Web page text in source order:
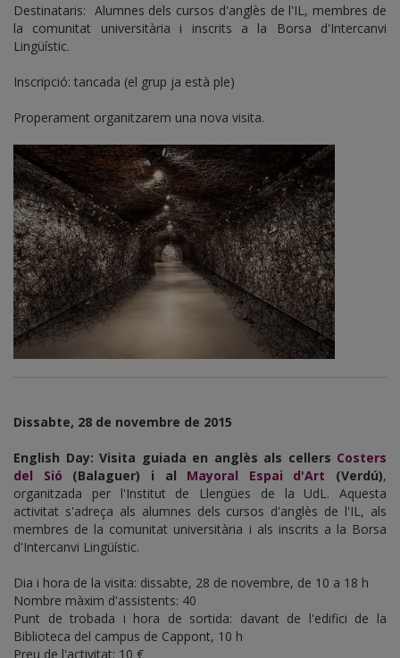
Destinataris: Alumnes dels cursos d'anglès de l'IL, membres de
la comunitat universitària i inscrits a la Borsa d'Intercanvi
Lingüístic.
Inscripció: tancada (el grup ja està ple)
Properament organitzarem una nova visita.
Dissabte, 28 de novembre de 2015
English Day: Visita guiada en anglès als cellers Costers
del Sió (Balaguer) i al Mayoral Espai d'Art (Verdú),
organitzada per l'Institut de Llengües de la UdL. Aquesta
activitat s'adreça als alumnes dels cursos d'anglès de l'IL, als
membres de la comunitat universitària i als inscrits a la Borsa
d'Intercanvi Lingüístic.
Dia i hora de la visita: dissabte, 28 de novembre, de 10 a 18 h
Nombre màxim d'assistents: 40
Punt de trobada i hora de sortida: davant de l'edifici de la
Biblioteca del campus de Cappont, 10 h
Preu de l'activitat: 10 €